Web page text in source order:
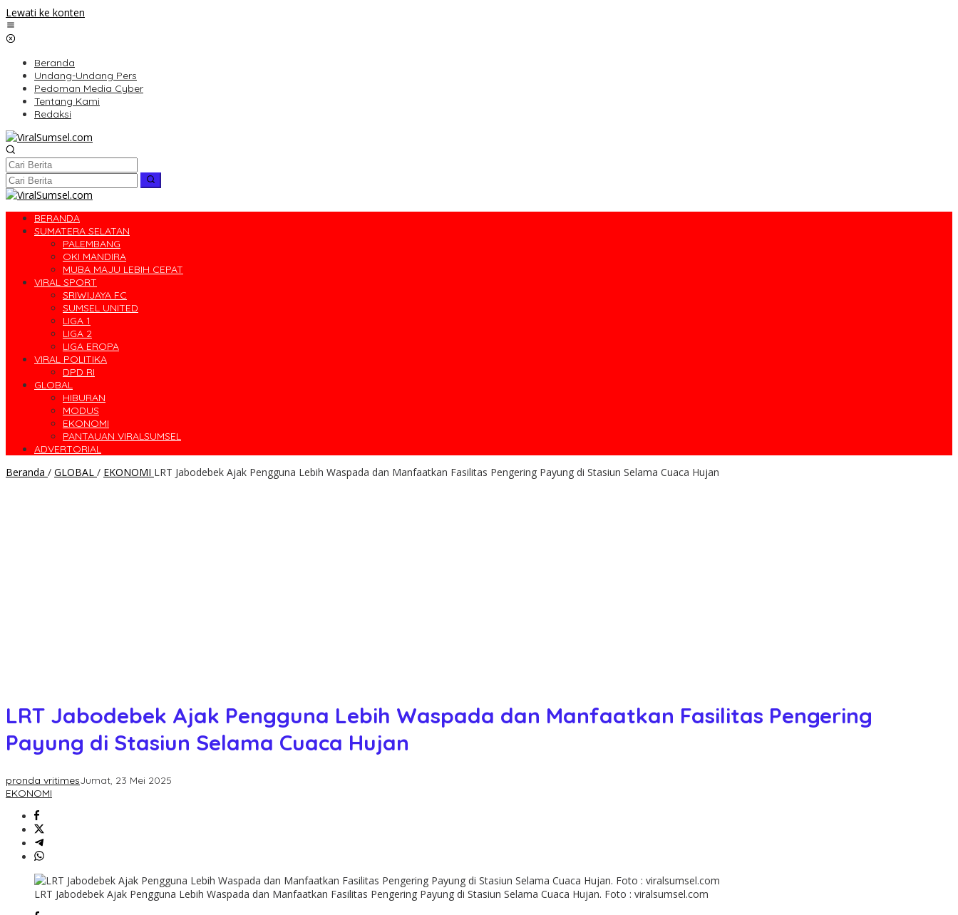
Lewati ke konten
Beranda
Undang-Undang Pers
Pedoman Media Cyber
Tentang Kami
Redaksi
BERANDA
SUMATERA SELATAN
PALEMBANG
OKI MANDIRA
MUBA MAJU LEBIH CEPAT
VIRAL SPORT
SRIWIJAYA FC
SUMSEL UNITED
LIGA 1
LIGA 2
LIGA EROPA
VIRAL POLITIKA
DPD RI
GLOBAL
HIBURAN
MODUS
EKONOMI
PANTAUAN VIRALSUMSEL
ADVERTORIAL
Beranda / GLOBAL / EKONOMI LRT Jabodebek Ajak Pengguna Lebih Waspada dan Manfaatkan Fasilitas Pengering Payung di Stasiun Selama Cuaca Hujan
LRT Jabodebek Ajak Pengguna Lebih Waspada dan Manfaatkan Fasilitas Pengering
Payung di Stasiun Selama Cuaca Hujan
pronda vritimesJumat, 23 Mei 2025
EKONOMI
LRT Jabodebek Ajak Pengguna Lebih Waspada dan Manfaatkan Fasilitas Pengering Payung di Stasiun Selama Cuaca Hujan. Foto : viralsumsel.com